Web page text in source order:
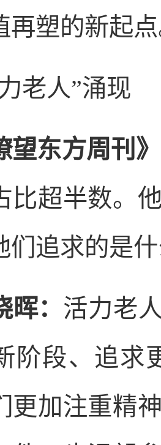
再塑的新起
人”涌现
东方周刊
比超半数。
们追求的是
： 活力老
阶段、追求
更加注重精